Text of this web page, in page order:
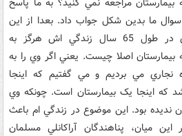
ما بدين شکل جواب داد. بعدا از اين
خانم محترم دانستيم که وي در طول 65 سال زندگي اش هرگز به
بيمارستان اصلا چيست. يعني اگر وي را به
نجاري مي برديم و مي گفتيم که اينجا
که اينجا يک بيمارستان است. چونکه وي
نديده بود. اين موضوع در زندگي ام باعث
ميان، پناهندگان آراکانلي مسلمان